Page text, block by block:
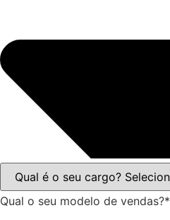
Qual o seu modelo de vendas?*